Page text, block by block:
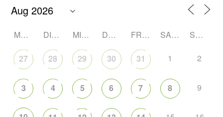
MONTAG DIENSTAG MITTWOCH DONNERSTAG FREITAG SAMSTAG SONNTAG
27 28 29 30 31 1 2
3 4 5 6 7 8 9